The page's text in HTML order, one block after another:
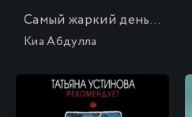
Самый жаркий день лета
Киа Абдулла